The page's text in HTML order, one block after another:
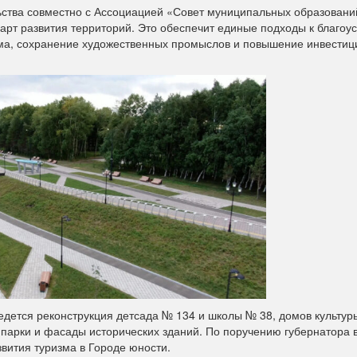
совместно с Ассоциацией «Совет муниципальных
развития территорий. Это обеспечит единые подходы к
сохранение художественных промыслов и повышение
реконструкция детсада № 134 и школы № 38, домов
и фасады исторических зданий. По поручению губернатора
туризма в Городе юности.